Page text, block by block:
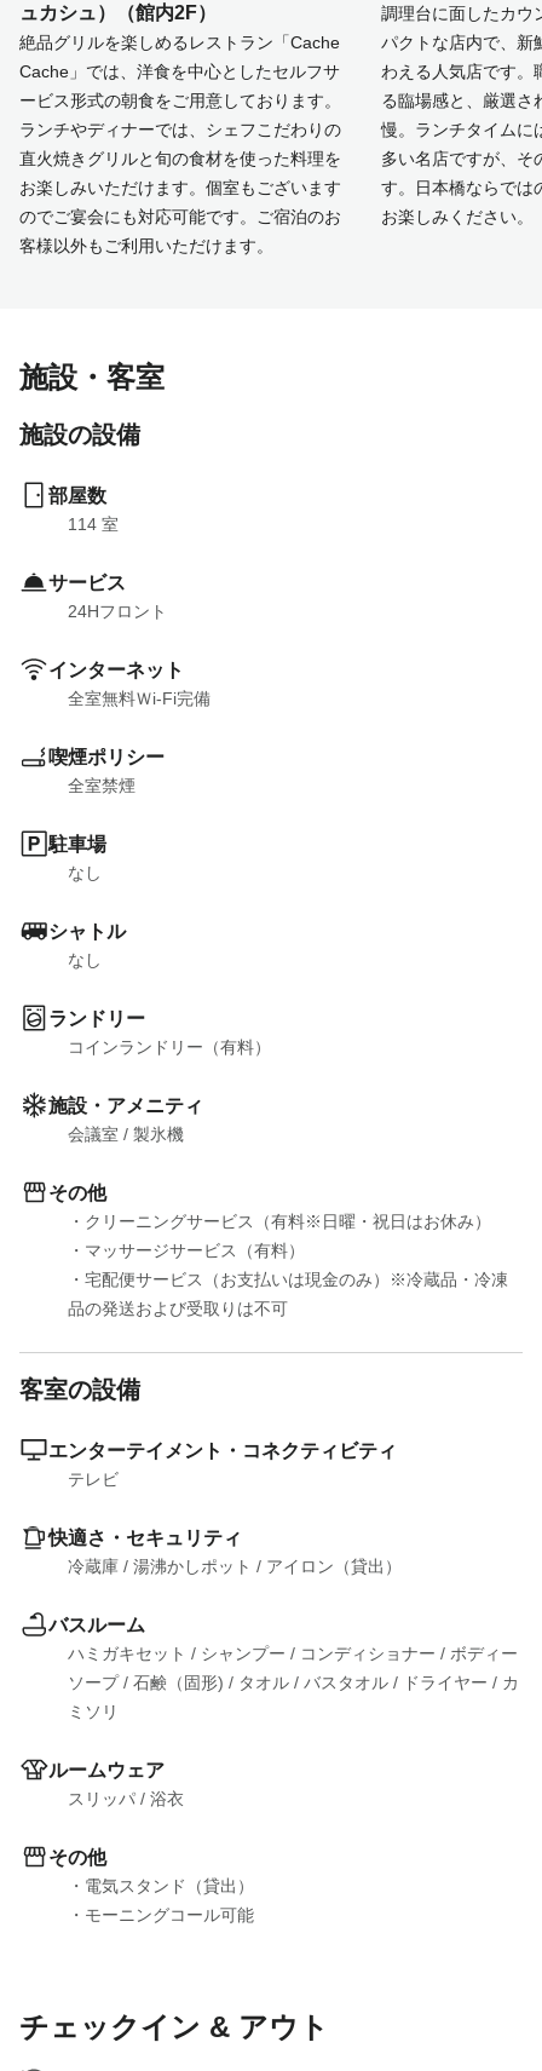
ュカシュ）（館内2F）
絶品グリルを楽しめるレストラン「Cache
Cache」では、洋食を中心としたセルフサ
ービス形式の朝食をご用意しております。
ランチやディナーでは、シェフこだわりの
直火焼きグリルと旬の食材を使った料理を
お楽しみいただけます。個室もございます
のでご宴会にも対応可能です。ご宿泊のお
客様以外もご利用いただけます。
調理台に面したカウ
パクトな店内で、新
わえる人気店です。
る臨場感と、厳選さ
慢。ランチタイムに
多い名店ですが、そ
す。日本橋ならでは
お楽しみください。
施設・客室
施設の設備
部屋数
114 室
サービス
24Hフロント
インターネット
全室無料Ｗi-Fi完備
喫煙ポリシー
全室禁煙
駐車場
なし
シャトル
なし
ランドリー
コインランドリー（有料）
施設・アメニティ
会議室 / 製氷機
その他
・クリーニングサービス（有料※日曜・祝日はお休み）
・マッサージサービス（有料）
・宅配便サービス（お支払いは現金のみ）※冷蔵品・冷凍
品の発送および受取りは不可
客室の設備
エンターテイメント・コネクティビティ
テレビ
快適さ・セキュリティ
冷蔵庫 / 湯沸かしポット / アイロン（貸出）
バスルーム
ハミガキセット / シャンプー / コンディショナー / ボディー
ソープ / 石鹸（固形) / タオル / バスタオル / ドライヤー / カ
ミソリ
ルームウェア
スリッパ / 浴衣
その他
・電気スタンド（貸出）
・モーニングコール可能
チェックイン & アウト